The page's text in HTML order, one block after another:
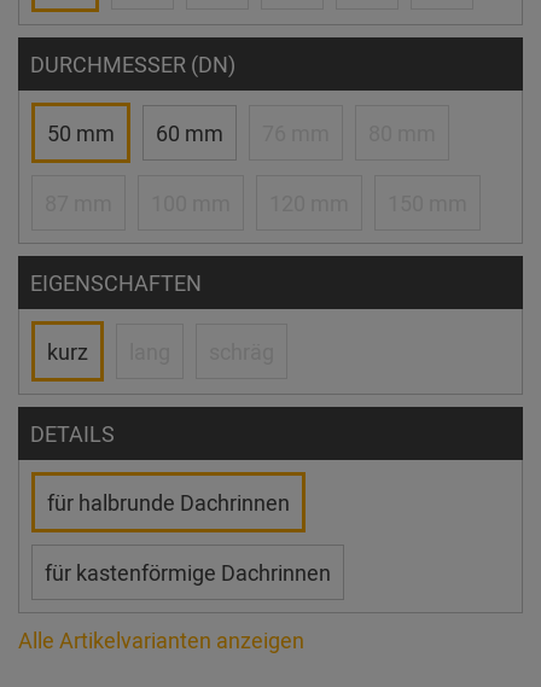
DURCHMESSER (DN)
50 mm 60 mm
EIGENSCHAFTEN
kurz
DETAILS
für halbrunde Dachrinnen
für kastenförmige Dachrinnen
Alle Artikelvarianten anzeigen